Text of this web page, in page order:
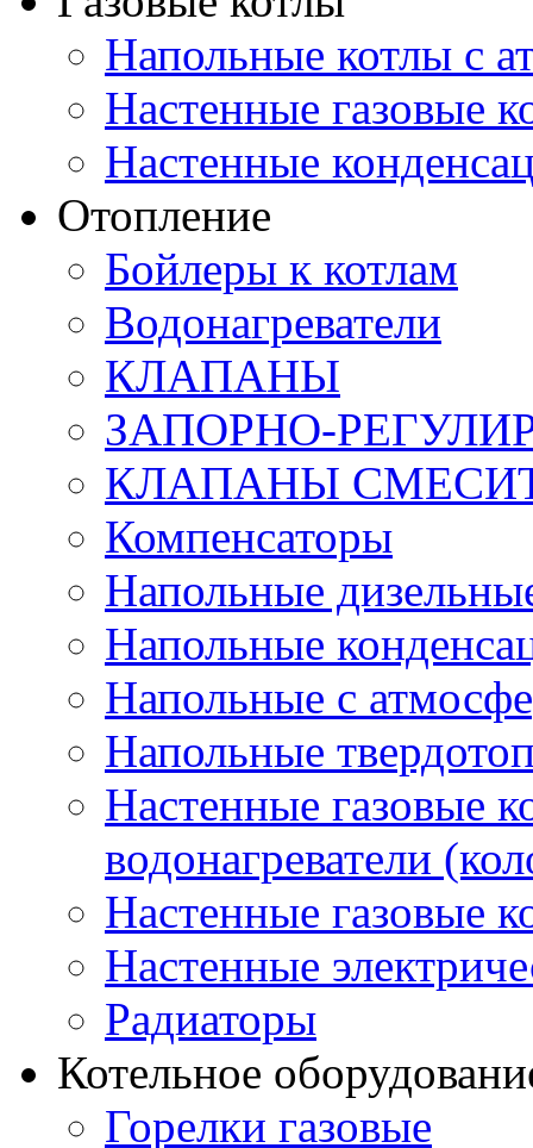
Напольные котлы с
Настенные газовые
Настенные
Отопление
Бойлеры к котлам
Водонагреватели
КЛАПАНЫ
ЗАПОРНО-
КЛАПАНЫ
Компенсаторы
Напольные
Напольные
Напольные с
Напольные
Настенные газовые
водонагреватели
Настенные газовые
Настенные
Радиаторы
Котельное
Горелки газовые